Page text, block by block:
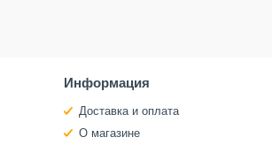
Информация
Доставка и оплата
О магазине